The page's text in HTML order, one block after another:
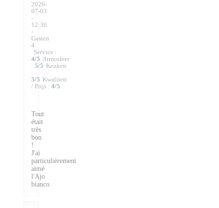
2026-
07-03
-
12:30
-
Gasten
4
Service :
4/5 Atmosfeer
: 5/5 Keuken
:
5/5 Kwaliteit
/ Prijs : 4/5
Tout
était
très
bon
!
J'ai
particulièrement
aimé
l'Ajo
bianco.